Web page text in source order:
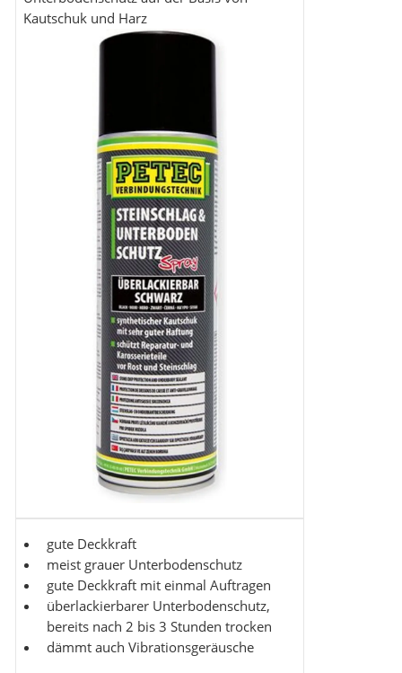
Kautschuk und Harz
gute Deckkraft
meist grauer Unterbodenschutz
gute Deckkraft mit einmal Auftragen
überlackierbarer Unterbodenschutz,
bereits nach 2 bis 3 Stunden trocken
dämmt auch Vibrationsgeräusche